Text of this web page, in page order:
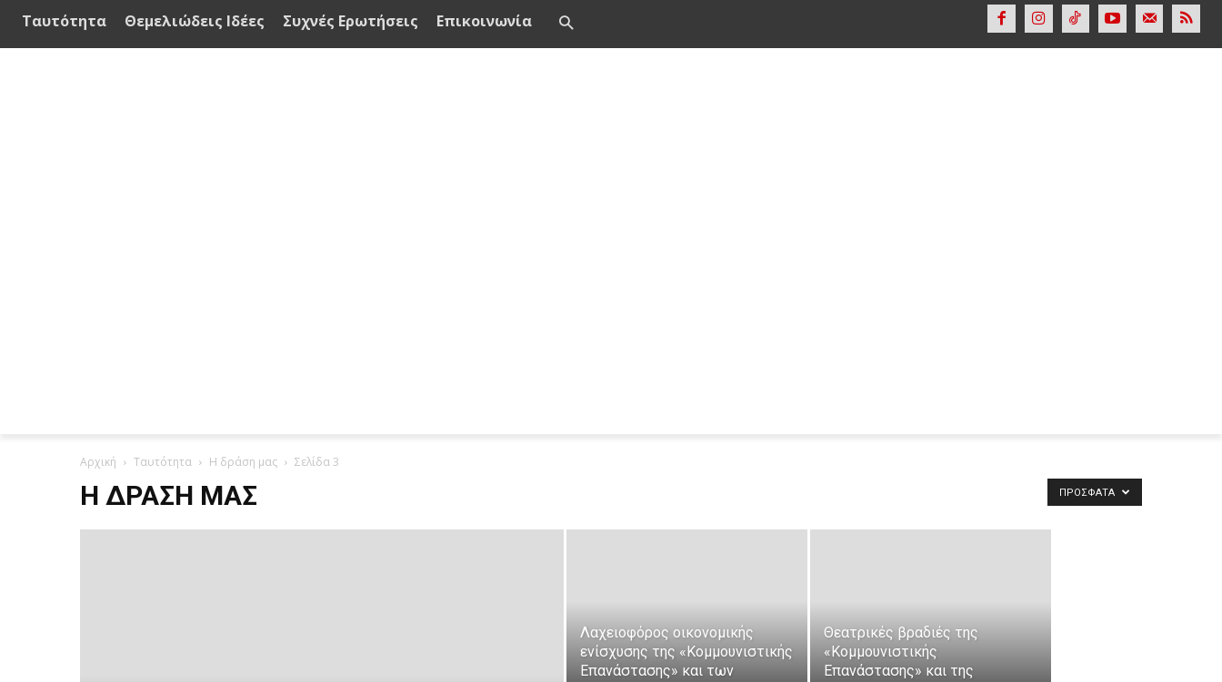
Ταυτότητα Θεμελιώδεις Ιδέες Συχνές Ερωτήσεις Επικοινωνία
Αρχική Ταυτότητα Η δράση μας Σελίδα 3
Η ΔΡΆΣΗ ΜΑΣ ΠΡΌΣΦΑΤΑ
Λαχειοφόρος οικονομικής
ενίσχυσης της «Κομμουνιστικής
Επανάστασης» και των
Θεατρικές βραδιές της
«Κομμουνιστικής
Επανάστασης» και της